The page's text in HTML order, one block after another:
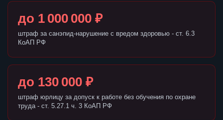
до 1 000 000 ₽
штраф за санэпид-нарушение с вредом здоровью - ст. 6.3
КоАП РФ
до 130 000 ₽
штраф юрлицу за допуск к работе без обучения по охране
труда - ст. 5.27.1 ч. 3 КоАП РФ